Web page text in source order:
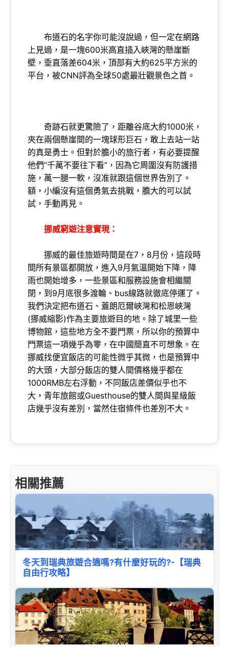
布道石的名字你可能沒說過，但一定在網路
上見過，是一塊600米高直插入峽灣的懸崖斷
壁，垂直落差604米，頂部有大約625平方米的
平台，被CNN評為全球50處最壯觀景色之首。
奇跡石就更驚險了，距離谷底大約1000米，
夾在兩個懸崖間的一塊球形巨石，敢上去站一站
的真是勇士。但對於膽小的旅行者，有必要提醒
他們“千萬不要往下看”，因為它周圍沒有防護措
施，萬一腿一軟，沒准就跟這個世界告別了。
額，小編沒有這個勇氣去挑戰，膽大的可以試
試，手動再見。
挪威窮遊注意實現：
挪威的最佳旅遊時間是在7，8月份，這段時
間所有景區都開放，進入9月氣溫開始下降，降
雨也開始增多，一些景區和服務設施會相繼關
閉，到9月底很多渡輪、bus線路就徹底停運了。
我們決定把布道石、蓋朗厄爾峽灣和松恩峽灣
(挪威縮影)作為主要旅遊目的地。除了城里一些
博物館，這些地方全不要門票，所以你的預算中
門票這一項幾乎為零，在中國簡直不可想象。在
挪威找便宜飯店的可能性微乎其微，也是預算中
的大頭，大部分飯店的雙人間價格幾乎都在
1000RMB左右浮動，不同飯店差價似乎也不
大，青年旅館或Guesthouse的雙人間與星級飯
店幾乎沒有差別，當然住宿條件也差別不大。
相關推薦
冬天到瑞典旅遊合適嗎?有什麼好玩的?-【瑞典
自由行攻略】